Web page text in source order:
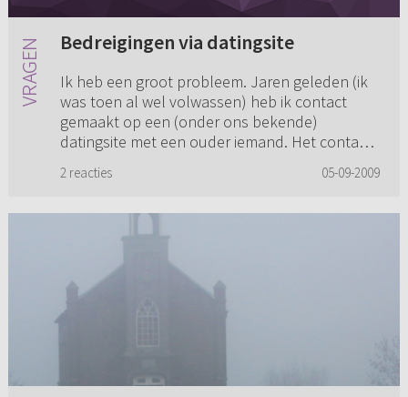
Bedreigingen via datingsite
Ik heb een groot probleem. Jaren geleden (ik
was toen al wel volwassen) heb ik contact
gemaakt op een (onder ons bekende)
datingsite met een ouder iemand. Het contact
2 reacties 05-09-2009